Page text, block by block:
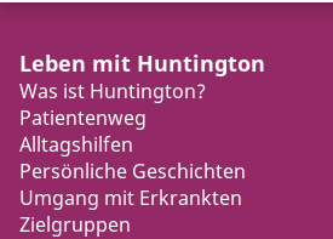
Leben mit Huntington
Was ist Huntington?
Patientenweg
Alltagshilfen
Persönliche Geschichten
Umgang mit Erkrankten
Zielgruppen